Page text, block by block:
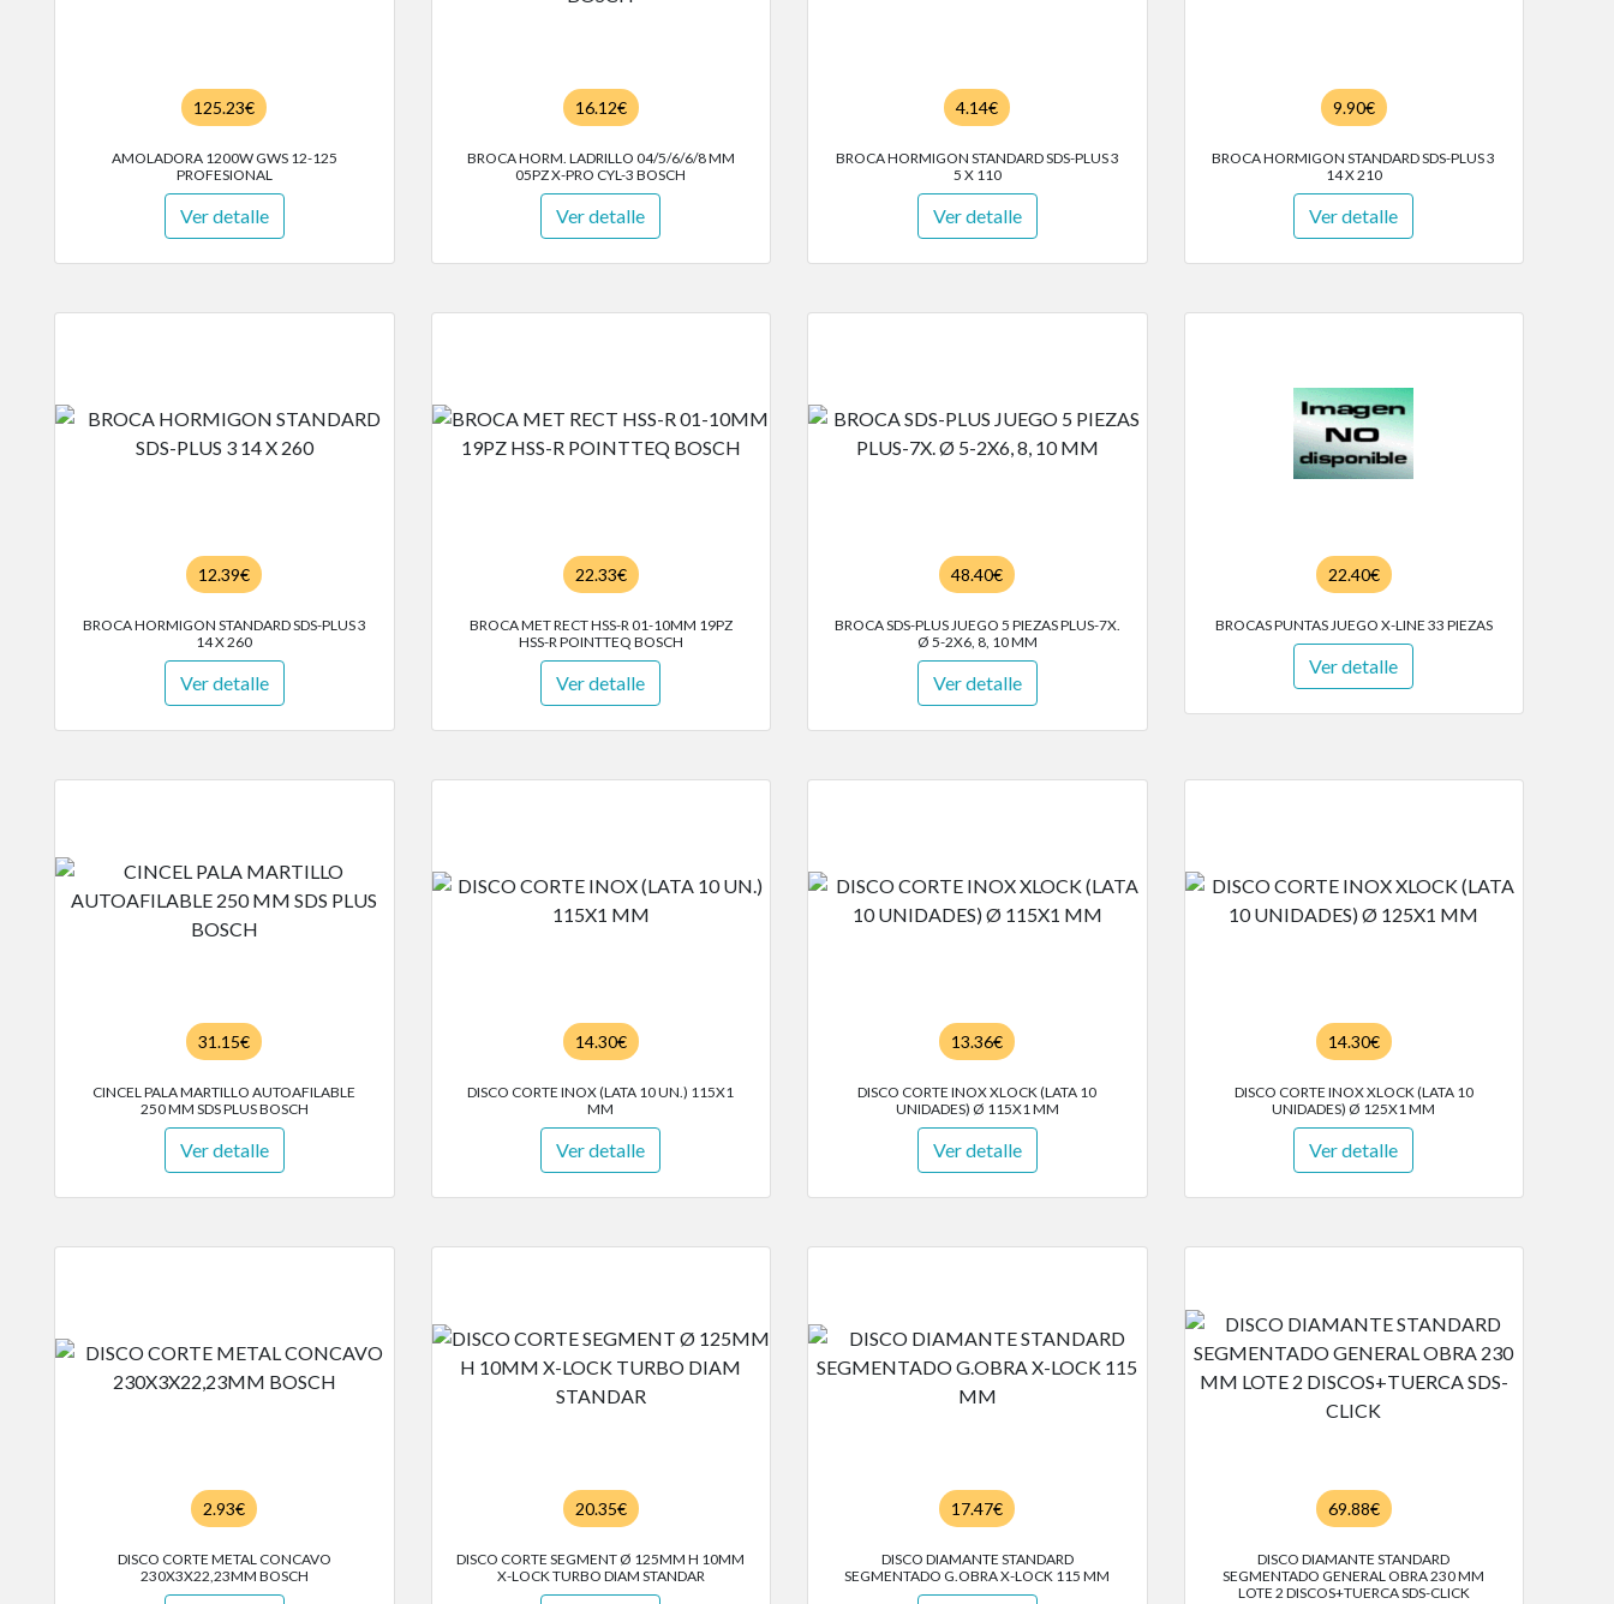
125.23€
AMOLADORA 1200W GWS 12-125
PROFESIONAL
Ver detalle
16.12€
BROCA HORM. LADRILLO 04/5/6/6/8 MM
05PZ X-PRO CYL-3 BOSCH
Ver detalle
4.14€
BROCA HORMIGON STANDARD SDS-PLUS 3
5 X 110
Ver detalle
9.90€
BROCA HORMIGON STANDARD SDS-PLUS 3
14 X 210
Ver detalle
12.39€
BROCA HORMIGON STANDARD SDS-PLUS 3
14 X 260
Ver detalle
22.33€
BROCA MET RECT HSS-R 01-10MM 19PZ
HSS-R POINTTEQ BOSCH
Ver detalle
48.40€
BROCA SDS-PLUS JUEGO 5 PIEZAS PLUS-7X.
Ø 5-2X6, 8, 10 MM
Ver detalle
22.40€
BROCAS PUNTAS JUEGO X-LINE 33 PIEZAS
Ver detalle
31.15€
CINCEL PALA MARTILLO AUTOAFILABLE
250 MM SDS PLUS BOSCH
Ver detalle
14.30€
DISCO CORTE INOX (LATA 10 UN.) 115X1
MM
Ver detalle
13.36€
DISCO CORTE INOX XLOCK (LATA 10
UNIDADES) Ø 115X1 MM
Ver detalle
14.30€
DISCO CORTE INOX XLOCK (LATA 10
UNIDADES) Ø 125X1 MM
Ver detalle
2.93€
DISCO CORTE METAL CONCAVO
230X3X22,23MM BOSCH
20.35€
DISCO CORTE SEGMENT Ø 125MM H 10MM
X-LOCK TURBO DIAM STANDAR
17.47€
DISCO DIAMANTE STANDARD
SEGMENTADO G.OBRA X-LOCK 115 MM
69.88€
DISCO DIAMANTE STANDARD
SEGMENTADO GENERAL OBRA 230 MM
LOTE 2 DISCOS+TUERCA SDS-CLICK